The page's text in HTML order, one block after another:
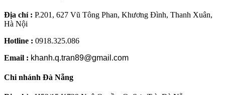
Địa chỉ : P.201, 627 Vũ Tông Phan, Khương Đình, Thanh Xuân,
Hà Nội
Hotline : 0918.325.086
Email : khanh.q.tran89@gmail.com
Chi nhánh Đà Nẵng